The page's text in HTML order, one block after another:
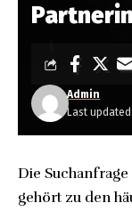
Last
Admin
Die Suchanfrage
gehört zu den